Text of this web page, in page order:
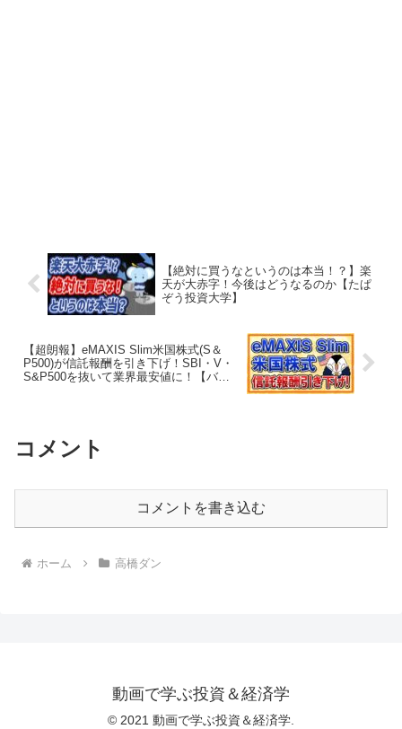
【絶対に買うなというのは本当！？】楽
天が大赤字！今後はどうなるのか【たぱ
ぞう投資大学】
【超朗報】eMAXIS Slim米国株式(S＆
P500)が信託報酬を引き下げ！SBI・V・
S&P500を抜いて業界最安値に！【バン
コメント
コメントを書き込む
ホーム 高橋ダン
動画で学ぶ投資＆経済学
© 2021 動画で学ぶ投資＆経済学.